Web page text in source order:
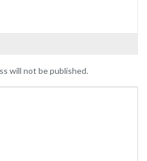
will not be published.